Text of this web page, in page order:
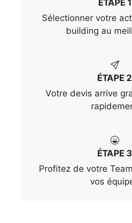
ÉTAPE 1
Sélectionner votre
building au
ÉTAPE 2
Votre devis arrive
ÉTAPE 3
Profitez de votre
vos